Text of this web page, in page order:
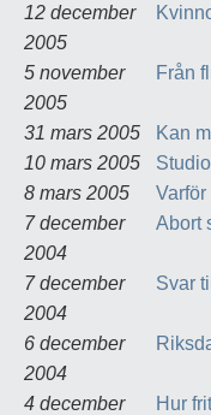
12 december
2005
5 november
2005
Från
31 mars 2005
Kan
10 mars 2005
8 mars 2005
Varför
7 december
2004
Abort
7 december
2004
Svar
6 december
2004
4 december
Hur